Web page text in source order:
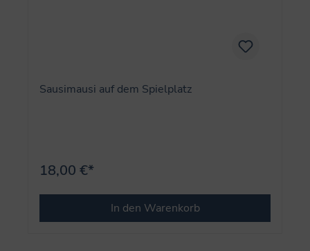
Sausimausi auf dem Spielplatz
18,00 €*
In den Warenkorb